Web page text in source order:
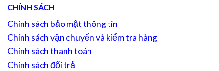
CHÍNH SÁCH
Chính sách bảo mật thông tin
Chính sách vận chuyển và kiểm tra hàng
Chính sách thanh toán
Chính sách đổi trả